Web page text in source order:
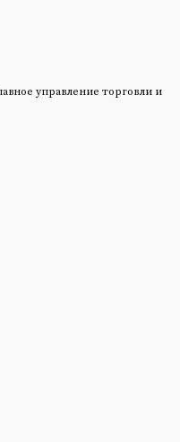
управление торговли и